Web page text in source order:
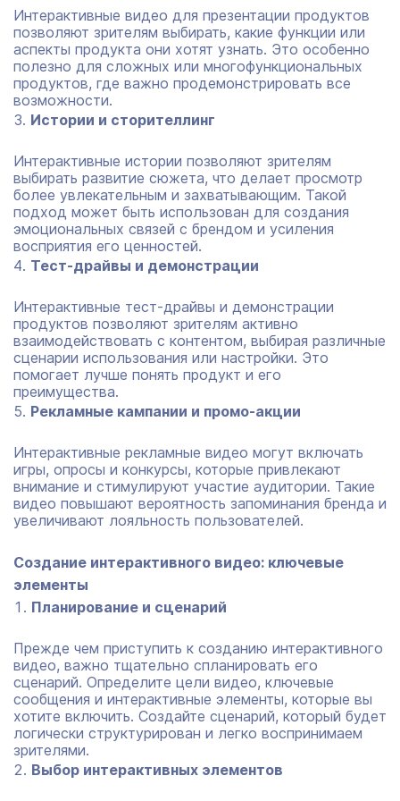
Интерактивные видео для презентации продуктов
позволяют зрителям выбирать, какие функции или
аспекты продукта они хотят узнать. Это особенно
полезно для сложных или многофункциональных
продуктов, где важно продемонстрировать все
возможности.
Истории и сторителлинг
Интерактивные истории позволяют зрителям
выбирать развитие сюжета, что делает просмотр
более увлекательным и захватывающим. Такой
подход может быть использован для создания
эмоциональных связей с брендом и усиления
восприятия его ценностей.
Тест-драйвы и демонстрации
Интерактивные тест-драйвы и демонстрации
продуктов позволяют зрителям активно
взаимодействовать с контентом, выбирая различные
сценарии использования или настройки. Это
помогает лучше понять продукт и его
преимущества.
Рекламные кампании и промо-акции
Интерактивные рекламные видео могут включать
игры, опросы и конкурсы, которые привлекают
внимание и стимулируют участие аудитории. Такие
видео повышают вероятность запоминания бренда и
увеличивают лояльность пользователей.
Создание интерактивного видео: ключевые
элементы
Планирование и сценарий
Прежде чем приступить к созданию интерактивного
видео, важно тщательно спланировать его
сценарий. Определите цели видео, ключевые
сообщения и интерактивные элементы, которые вы
хотите включить. Создайте сценарий, который будет
логически структурирован и легко воспринимаем
зрителями.
Выбор интерактивных элементов